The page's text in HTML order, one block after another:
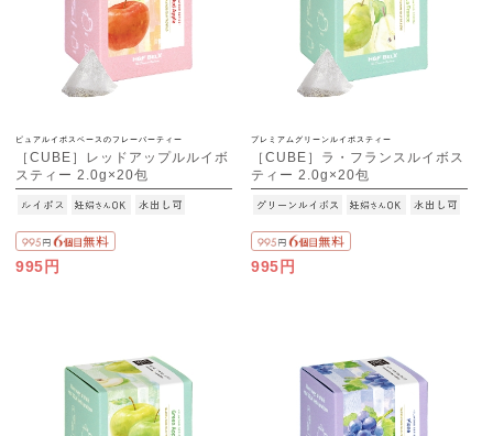
ピュアルイボスベースのフレーバーティー
［CUBE］レッドアップルルイボ
スティー 2.0g×20包
995円
プレミアムグリーンルイボスティー
［CUBE］ラ・フランスルイボス
ティー 2.0g×20包
995円